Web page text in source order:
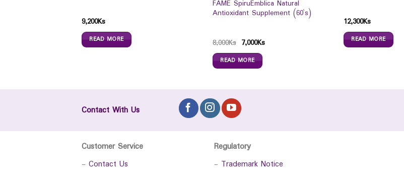
9,200Ks
READ MORE
FAME SpiruEmblica Natural
Antioxidant Supplement (60`s)
8,000Ks 7,000Ks
READ MORE
12,300Ks
READ MORE
Contact With Us
Customer Service
- Contact Us
Regulatory
- Trademark Notice